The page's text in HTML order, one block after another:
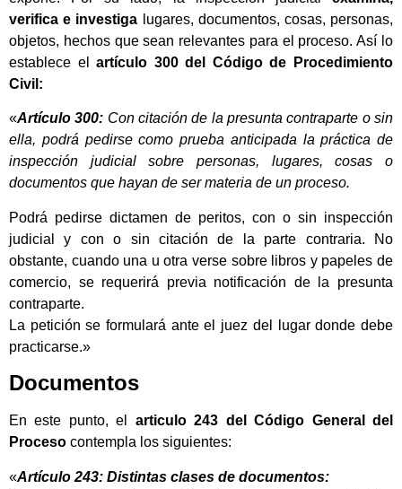
verifica e investiga lugares, documentos, cosas, personas,
objetos, hechos que sean relevantes para el proceso. Así lo
establece elartículo 300 del Código de Procedimiento
Civil:
«Artículo 300: Con citación de la presunta contraparte o sin
ella, podrá pedirse como prueba anticipada la práctica de
inspección judicial sobre personas, lugares, cosas o
documentos que hayan de ser materia de un proceso.
Podrá pedirse dictamen de peritos, con o sin inspección
judicial y con o sin citación de la parte contraria. No
obstante, cuando una u otra verse sobre libros y papeles de
comercio, se requerirá previa notificación de la presunta
contraparte.
La petición se formulará ante el juez del lugar donde debe
practicarse.»
Documentos
En este punto, el articulo 243 del Código General del
Proceso contempla los siguientes:
«Artículo 243: Distintas clases de documentos: